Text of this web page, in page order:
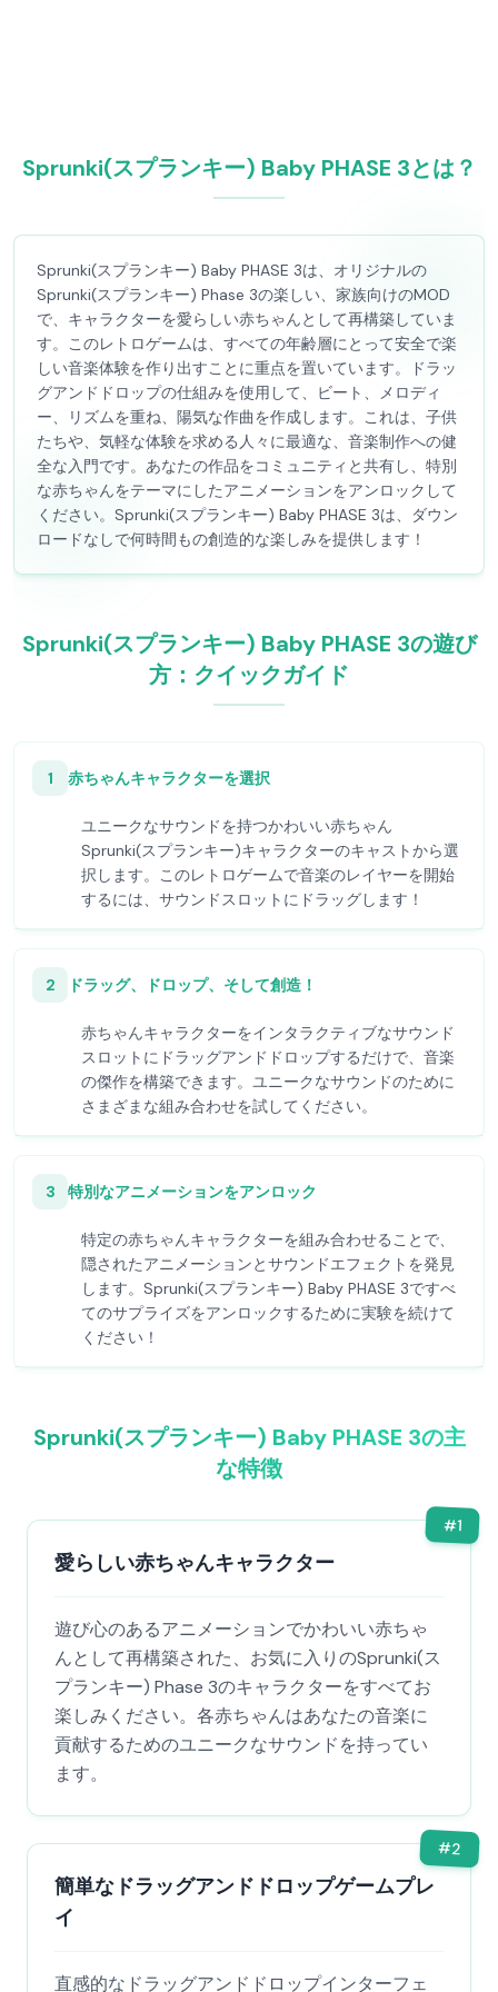
Sprunki(スプランキー) Baby PHASE 3とは？
Sprunki(スプランキー) Baby PHASE 3は、オリジナルの
Sprunki(スプランキー) Phase 3の楽しい、家族向けのMOD
で、キャラクターを愛らしい赤ちゃんとして再構築していま
す。このレトロゲームは、すべての年齢層にとって安全で楽
しい音楽体験を作り出すことに重点を置いています。ドラッ
グアンドドロップの仕組みを使用して、ビート、メロディ
ー、リズムを重ね、陽気な作曲を作成します。これは、子供
たちや、気軽な体験を求める人々に最適な、音楽制作への健
全な入門です。あなたの作品をコミュニティと共有し、特別
な赤ちゃんをテーマにしたアニメーションをアンロックして
ください。Sprunki(スプランキー) Baby PHASE 3は、ダウン
ロードなしで何時間もの創造的な楽しみを提供します！
Sprunki(スプランキー) Baby PHASE 3の遊び
方：クイックガイド
1 赤ちゃんキャラクターを選択
ユニークなサウンドを持つかわいい赤ちゃん
Sprunki(スプランキー)キャラクターのキャストから選
択します。このレトロゲームで音楽のレイヤーを開始
するには、サウンドスロットにドラッグします！
2 ドラッグ、ドロップ、そして創造！
赤ちゃんキャラクターをインタラクティブなサウンド
スロットにドラッグアンドドロップするだけで、音楽
の傑作を構築できます。ユニークなサウンドのために
さまざまな組み合わせを試してください。
3 特別なアニメーションをアンロック
特定の赤ちゃんキャラクターを組み合わせることで、
隠されたアニメーションとサウンドエフェクトを発見
します。Sprunki(スプランキー) Baby PHASE 3ですべ
てのサプライズをアンロックするために実験を続けて
ください！
Sprunki(スプランキー) Baby PHASE 3の主
な特徴
#1
愛らしい赤ちゃんキャラクター
遊び心のあるアニメーションでかわいい赤ちゃ
んとして再構築された、お気に入りのSprunki(ス
プランキー) Phase 3のキャラクターをすべてお
楽しみください。各赤ちゃんはあなたの音楽に
貢献するためのユニークなサウンドを持ってい
ます。
#2
簡単なドラッグアンドドロップゲームプレ
イ
直感的なドラッグアンドドロップインターフェ